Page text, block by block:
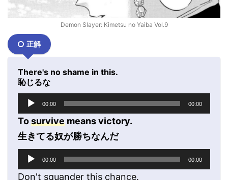
Demon Slayer: Kimetsu no Yaiba Vol.9
正解
There's no shame in this.
恥じるな
プ
レ
ー
00:00 00:00
Tosurvive means victory.
生きてる奴が勝ちなんだ
プ
00:00 00:00
Don't squander this chance.